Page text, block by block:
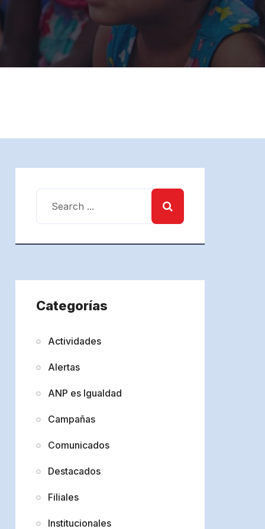
Categorías
Actividades
Alertas
ANP es Igualdad
Campañas
Comunicados
Destacados
Filiales
Institucionales